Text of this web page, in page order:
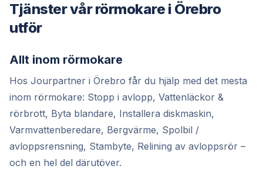
Tjänster vår rörmokare i Örebro
utför
Allt inom rörmokare
Hos Jourpartner i Örebro får du hjälp med det mesta
inom rörmokare: Stopp i avlopp, Vattenläckor &
rörbrott, Byta blandare, Installera diskmaskin,
Varmvattenberedare, Bergvärme, Spolbil /
avloppsrensning, Stambyte, Relining av avloppsrör –
och en hel del därutöver.